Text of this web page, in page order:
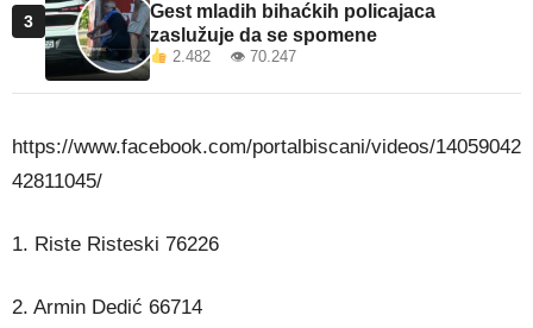
3
Gest mladih bihaćkih policajaca
zaslužuje da se spomene
2.482 👁 70.247
https://www.facebook.com/portalbiscani/videos/14059042
42811045/
1. Riste Risteski 76226
2. Armin Dedić 66714